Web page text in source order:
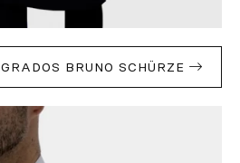
GRADOS BRUNO SCHÜRZE